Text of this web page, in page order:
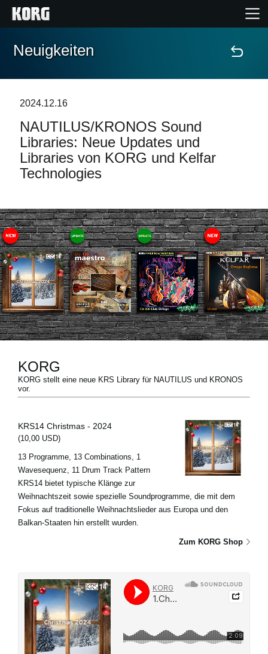
Home
Extras
Events
Händlersuche
Shop
Neuigkeiten
Gebiet / Land
Über KORG
Neuigkeiten
2024.12.16
NAUTILUS/KRONOS Sound
Libraries: Neue Updates und
Libraries von KORG und Kelfar
Technologies
KORG
KORG stellt eine neue KRS Library für NAUTILUS und KRONOS
vor.
KRS14 Christmas - 2024
(10,00 USD)
13 Programme, 13 Combinations, 1
Wavesequenz, 11 Drum Track Pattern
KRS14 bietet typische Klänge zur
Weihnachtszeit sowie spezielle Soundprogramme, die mit dem
Fokus auf traditionelle Weihnachtslieder aus Europa und den
Balkan-Staaten hin erstellt wurden.
Zum KORG Shop